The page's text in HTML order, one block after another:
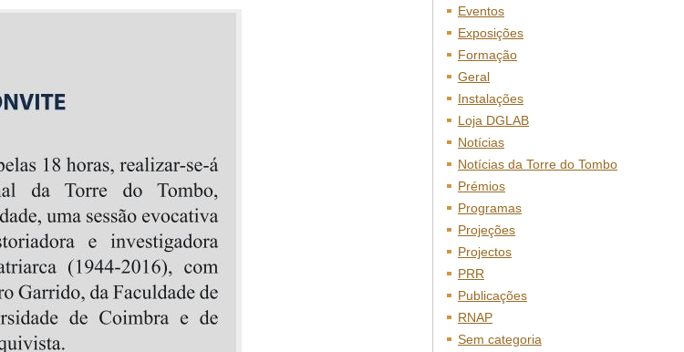
Eventos
Exposições
Formação
Geral
Instalações
Loja DGLAB
Notícias
Notícias da Torre do Tombo
Prémios
Programas
Projeções
Projectos
PRR
Publicações
RNAP
Sem categoria